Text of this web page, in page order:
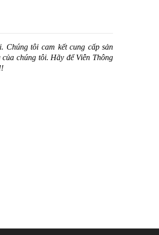
Chúng tôi cam kết cung cấp sản
chúng tôi. Hãy để Viễn Thông